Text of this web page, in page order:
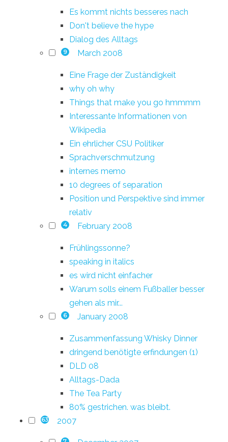
Es kommt nichts besseres nach
Don't believe the hype
Dialog des Alltags
9 March 2008
Eine Frage der Zuständigkeit
why oh why
Things that make you go hmmmm
Interessante Informationen von
Wikipedia
Ein ehrlicher CSU Politiker
Sprachverschmutzung
internes memo
10 degrees of separation
Position und Perspektive sind immer
relativ
4 February 2008
Frühlingssonne?
speaking in italics
es wird nicht einfacher
Warum solls einem Fußballer besser
gehen als mir...
6 January 2008
Zusammenfassung Whisky Dinner
dringend benötigte erfindungen (1)
DLD 08
Alltags-Dada
The Tea Party
80% gestrichen. was bleibt.
63 2007